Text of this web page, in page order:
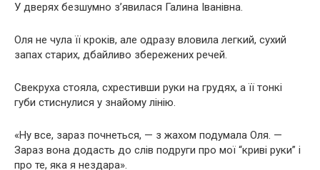
У дверях безшумно з’явилася Галина Іванівна.
Оля не чула її кроків, але одразу вловила легкий, сухий
запах старих, дбайливо збережених речей.
Свекруха стояла, схрестивши руки на грудях, а її тонкі
губи стиснулися у знайому лінію.
«Ну все, зараз почнеться, — з жахом подумала Оля. —
Зараз вона додасть до слів подруги про мої “криві руки” і
про те, яка я нездара».